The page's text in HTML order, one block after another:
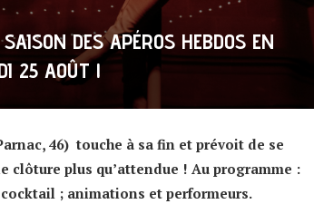
DES APÉROS HEBDOS EN
25 AOÛT !
46) touche à sa fin et prévoit de se
clôture plus qu’attendue ! Au programme :
; animations et performeurs.